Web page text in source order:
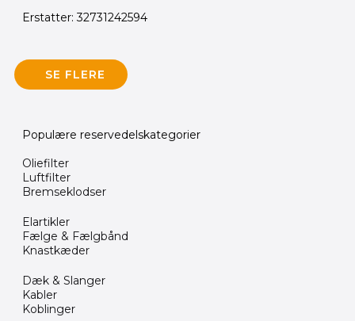
Erstatter: 32731242594
SE FLERE
Populære reservedelskategorier
Oliefilter
Luftfilter
Bremseklodser
Elartikler
Fælge & Fælgbånd
Knastkæder
Dæk & Slanger
Kabler
Koblinger